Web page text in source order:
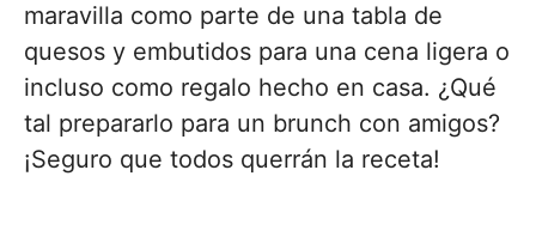
maravilla como parte de una tabla de
quesos y embutidos para una cena ligera o
incluso como regalo hecho en casa. ¿Qué
tal prepararlo para un brunch con amigos?
¡Seguro que todos querrán la receta!